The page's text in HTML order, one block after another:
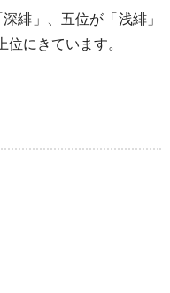
緋」、五位が「浅緋」
にきています。